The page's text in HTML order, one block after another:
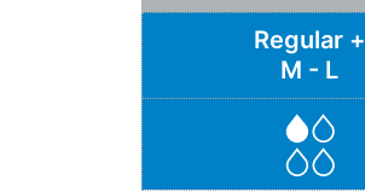
Regular +
M - L